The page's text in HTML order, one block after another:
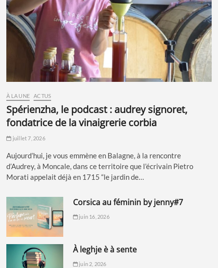
À LA UNE ACTUS
spérienzha, le podcast : audrey signoret,
fondatrice de la vinaigrerie corbia
juillet 7, 2026
Aujourd’hui, je vous emmène en Balagne, à la rencontre
d’Audrey, à Moncale, dans ce territoire que l’écrivain Pietro
Morati appelait déjà en 1715 “le jardin de…
corsica au féminin by jenny#7
juin 16, 2026
à leghje è à sente
juin 2, 2026